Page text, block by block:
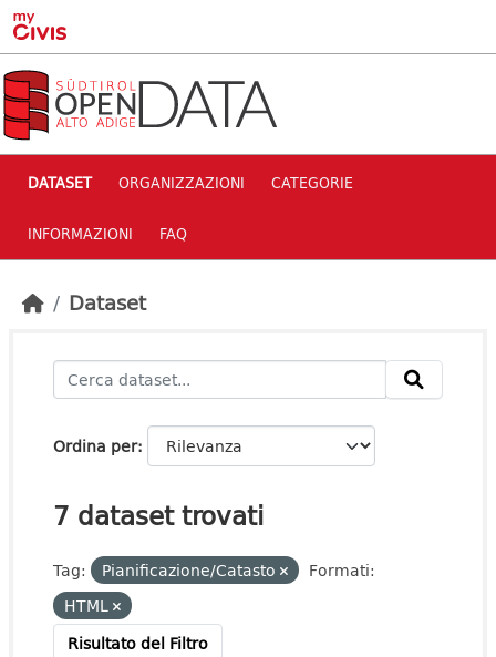
Skip to main content
DATASET ORGANIZZAZIONI CATEGORIE
INFORMAZIONI FAQ
Dataset
Ordina per
7 dataset trovati
Tag: Pianificazione/Catasto
Formati:
HTML
Risultato del Filtro